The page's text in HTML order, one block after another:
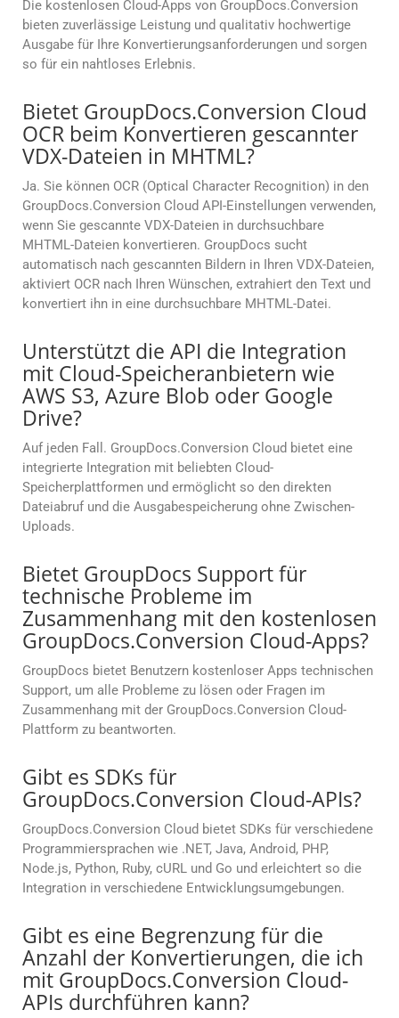
Die kostenlosen Cloud-Apps von GroupDocs.Conversion
bieten zuverlässige Leistung und qualitativ hochwertige
Ausgabe für Ihre Konvertierungsanforderungen und sorgen
so für ein nahtloses Erlebnis.
Bietet GroupDocs.Conversion Cloud
OCR beim Konvertieren gescannter
VDX-Dateien in MHTML?
Ja. Sie können OCR (Optical Character Recognition) in den
GroupDocs.Conversion Cloud API-Einstellungen verwenden,
wenn Sie gescannte VDX-Dateien in durchsuchbare
MHTML-Dateien konvertieren. GroupDocs sucht
automatisch nach gescannten Bildern in Ihren VDX-Dateien,
aktiviert OCR nach Ihren Wünschen, extrahiert den Text und
konvertiert ihn in eine durchsuchbare MHTML-Datei.
Unterstützt die API die Integration
mit Cloud-Speicheranbietern wie
AWS S3, Azure Blob oder Google
Drive?
Auf jeden Fall. GroupDocs.Conversion Cloud bietet eine
integrierte Integration mit beliebten Cloud-
Speicherplattformen und ermöglicht so den direkten
Dateiabruf und die Ausgabespeicherung ohne Zwischen-
Uploads.
Bietet GroupDocs Support für
technische Probleme im
Zusammenhang mit den kostenlosen
GroupDocs.Conversion Cloud-Apps?
GroupDocs bietet Benutzern kostenloser Apps technischen
Support, um alle Probleme zu lösen oder Fragen im
Zusammenhang mit der GroupDocs.Conversion Cloud-
Plattform zu beantworten.
Gibt es SDKs für
GroupDocs.Conversion Cloud-APIs?
GroupDocs.Conversion Cloud bietet SDKs für verschiedene
Programmiersprachen wie .NET, Java, Android, PHP,
Node.js, Python, Ruby, cURL und Go und erleichtert so die
Integration in verschiedene Entwicklungsumgebungen.
Gibt es eine Begrenzung für die
Anzahl der Konvertierungen, die ich
mit GroupDocs.Conversion Cloud-
APIs durchführen kann?